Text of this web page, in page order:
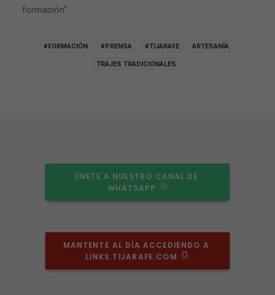
formación”.
#FORMACIÓN #PRENSA #TIJARAFE ARTESANÍA
TRAJES TRADICIONALES
ÚNETE A NUESTRO CANAL DE
WHATSAPP
MANTENTE AL DÍA ACCEDIENDO A
LINKS.TIJARAFE.COM